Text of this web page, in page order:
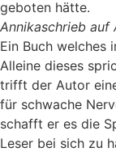
geboten hätte.
Annikaschrieb auf
Ein Buch welches
Alleine dieses
trifft der Autor
für schwache
schafft er es die
Leser bei sich zu